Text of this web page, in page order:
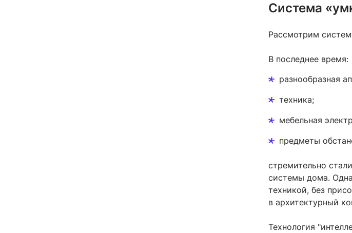
Система
Рассмотрим
В последнее время:
разнообразная
техника;
мебельная
предметы
стремительно
системы дома.
техникой, без
в архитектурный
Технология